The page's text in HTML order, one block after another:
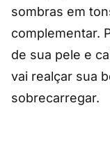
sombras em
complementar.
de sua pele e
vai realçar sua
sobrecarregar.